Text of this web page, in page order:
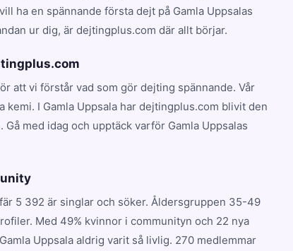
ha en spännande första dejt på Gamla Uppsalas
ur dig, är dejtingplus.com där allt börjar.
att vi förstår vad som gör dejting spännande. Vår
I Gamla Uppsala har dejtingplus.com blivit den
med idag och upptäck varför Gamla Uppsalas
5 392 är singlar och söker. Åldersgruppen 35-49
Med 49% kvinnor i communityn och 22 nya
Uppsala aldrig varit så livlig. 270 medlemmar